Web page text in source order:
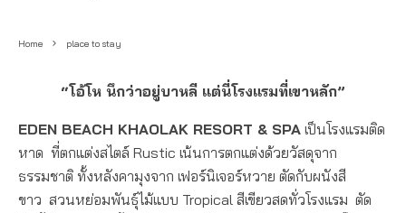
Home place to stay
“โอ้โห นึกว่าอยู่บาหลี แต่นี่โรงแรมที่เขาหลัก”
EDEN BEACH KHAOLAK RESORT & SPA เป็นโรงแรมติด
หาด ที่ตกแต่งสไตล์ Rustic เน้นการตกแต่งด้วยวัสดุจาก
ธรรมชาติ ทั้งหลังคามุงจาก เฟอร์นิเจอร์หวาย ตัดกับผนังสี
ขาว สวนหย่อมพันธุ์ไม้แบบ Tropical สีเขียวสดทั่วโรงแรม ตัด